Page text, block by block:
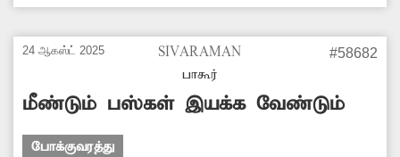
24 ஆகஸ்ட் 2025
SIVARAMAN
பாகூர்
#58682
மீண்டும் பஸ்கள் இயக்க வேண்டும்
போக்குவரத்து